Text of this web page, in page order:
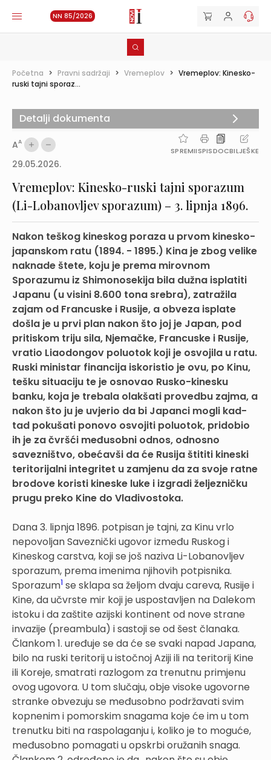
NN 85/2026
Početna > Pravni sadržaji > Vremeplov > Vremeplov: Kinesko-
ruski tajni sporaz...
AA
SPREMIISPISDOCBILJEŠKE
29.05.2026.
Vremeplov: Kinesko-ruski tajni sporazum
(Li-Lobanovljev sporazum) – 3. lipnja 1896.
Nakon teškog kineskog poraza u prvom kinesko-
japanskom ratu (1894. - 1895.) Kina je zbog velike
naknade štete, koju je prema mirovnom
Sporazumu iz Shimonosekija bila dužna isplatiti
Japanu (u visini 8.600 tona srebra), zatražila
zajam od Francuske i Rusije, a obveza isplate
došla je u prvi plan nakon što joj je Japan, pod
pritiskom triju sila, Njemačke, Francuske i Rusije,
vratio Liaodongov poluotok koji je osvojila u ratu.
Ruski ministar financija iskoristio je ovu, po Kinu,
tešku situaciju te je osnovao Rusko-kinesku
banku, koja je trebala olakšati provedbu zajma, a
nakon što ju je uvjerio da bi Japanci mogli kad-
tad pokušati ponovo osvojiti poluotok, pridobio
ih je za čvršći međusobni odnos, odnosno
savezništvo, obećavši da će Rusija štititi kineski
teritorijalni integritet u zamjenu da za svoje ratne
brodove koristi kineske luke i izgradi željezničku
prugu preko Kine do Vladivostoka.
Dana 3. lipnja 1896. potpisan je tajni, za Kinu vrlo
nepovoljan Saveznički ugovor između Ruskog i
Kineskog carstva, koji se još naziva Li-Lobanovljev
sporazum, prema imenima njihovih potpisnika.
Sporazum1 se sklapa sa željom dvaju careva, Rusije i
Kine, da učvrste mir koji je uspostavljen na Dalekom
istoku i da zaštite azijski kontinent od nove strane
invazije (preambula) i sastoji se od šest članaka.
Člankom 1. uređuje se da će se svaki napad Japana,
bilo na ruski teritorij u istočnoj Aziji ili na teritorij Kine
ili Koreje, smatrati razlogom za trenutnu primjenu
ovog ugovora. U tom slučaju, obje visoke ugovorne
stranke obvezuju se međusobno podržavati svim
kopnenim i pomorskim snagama koje će im u tom
trenutku biti na raspolaganju i, koliko je to moguće,
međusobno pomagati u opskrbi oružanih snaga.
Detalji dokumenta